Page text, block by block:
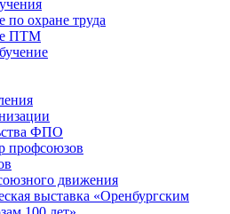
по охране труда
ПТМ
ФПО
профсоюзов
движения
выставка «Оренбургским